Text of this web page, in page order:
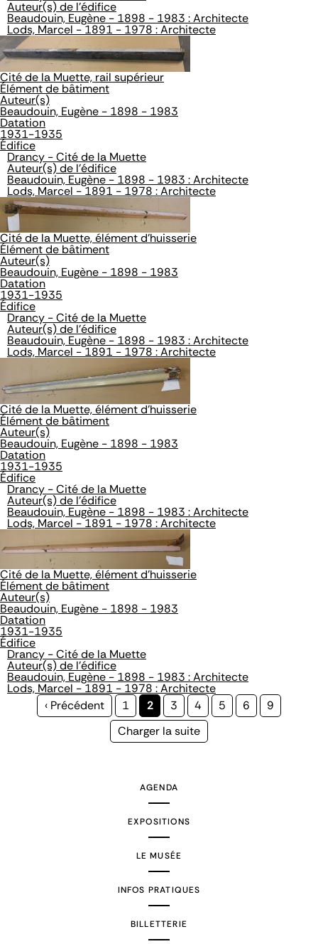
Auteur(s) de l'édifice
Beaudouin, Eugène - 1898 - 1983 : Architecte
Lods, Marcel - 1891 - 1978 : Architecte
Cité de la Muette, rail supérieur
Élément de bâtiment
Auteur(s)
Beaudouin, Eugène - 1898 - 1983
Datation
1931-1935
Édifice
Drancy - Cité de la Muette
Auteur(s) de l'édifice
Beaudouin, Eugène - 1898 - 1983 : Architecte
Lods, Marcel - 1891 - 1978 : Architecte
Cité de la Muette, élément d'huisserie
Élément de bâtiment
Auteur(s)
Beaudouin, Eugène - 1898 - 1983
Datation
1931-1935
Édifice
Drancy - Cité de la Muette
Auteur(s) de l'édifice
Beaudouin, Eugène - 1898 - 1983 : Architecte
Lods, Marcel - 1891 - 1978 : Architecte
Cité de la Muette, élément d'huisserie
Élément de bâtiment
Auteur(s)
Beaudouin, Eugène - 1898 - 1983
Datation
1931-1935
Édifice
Drancy - Cité de la Muette
Auteur(s) de l'édifice
Beaudouin, Eugène - 1898 - 1983 : Architecte
Lods, Marcel - 1891 - 1978 : Architecte
Cité de la Muette, élément d'huisserie
Élément de bâtiment
Auteur(s)
Beaudouin, Eugène - 1898 - 1983
Datation
1931-1935
Édifice
Drancy - Cité de la Muette
Auteur(s) de l'édifice
Beaudouin, Eugène - 1898 - 1983 : Architecte
Lods, Marcel - 1891 - 1978 : Architecte
Page
‹ Précédent Page
1
Page
courante
2 Page
3 Page
4 Page
5 Page
6 Page
9
Page
Charger la suite
AGENDA
EXPOSITIONS
LE MUSÉE
INFOS PRATIQUES
BILLETTERIE